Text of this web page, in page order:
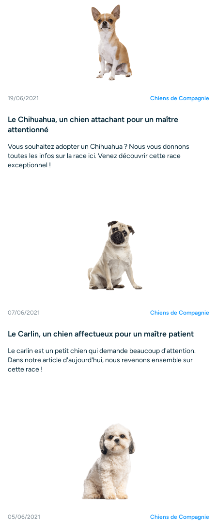
19/06/2021 Chiens de Compagnie
Le Chihuahua, un chien attachant pour un maître
attentionné
Vous souhaitez adopter un Chihuahua ? Nous vous donnons
toutes les infos sur la race ici. Venez découvrir cette race
exceptionnel !
07/06/2021 Chiens de Compagnie
Le Carlin, un chien affectueux pour un maître patient
Le carlin est un petit chien qui demande beaucoup d'attention.
Dans notre article d'aujourd'hui, nous revenons ensemble sur
cette race !
05/06/2021 Chiens de Compagnie